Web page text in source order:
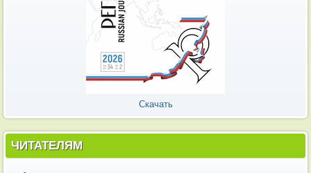
Скачать
ЧИТАТЕЛЯМ